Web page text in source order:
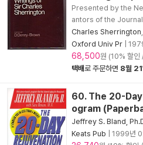
Presented by the
antors of the
Charles Sherrington
Oxford Univ Pr
68,500원 (10% 할
택배로 주문하면 8월 21
60. The 20-
ogram
Jeffrey S. Bland,
Keats Pub
1999년